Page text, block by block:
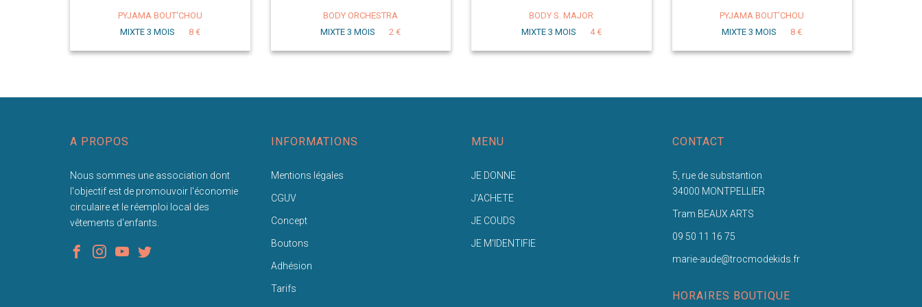
PYJAMA BOUT'CHOU
MIXTE 3 MOIS
8 €
BODY ORCHESTRA
MIXTE 3 MOIS
2 €
BODY S. MAJOR
MIXTE 3 MOIS
4 €
PYJAMA BOUT'CHOU
MIXTE 3 MOIS
8 €
A PROPOS
Nous sommes une association dont
l'objectif est de promouvoir l'économie
circulaire et le réemploi local des
vêtements d'enfants.
INFORMATIONS
Mentions légales
CGUV
Concept
Boutons
Adhésion
Tarifs
MENU
JE DONNE
J'ACHETE
JE COUDS
JE M'IDENTIFIE
CONTACT
5, rue de substantion
34000 MONTPELLIER
Tram BEAUX ARTS
09 50 11 16 75
marie-aude@trocmodekids.fr
HORAIRES BOUTIQUE